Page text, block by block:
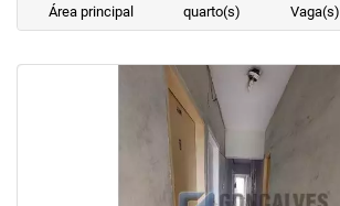
Área principal
quarto(s)
Vaga(s)